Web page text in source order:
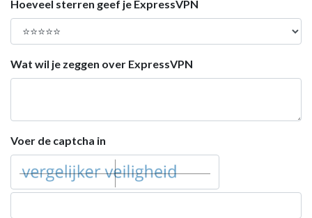
Hoeveel sterren geef je ExpressVPN
Wat wil je zeggen over ExpressVPN
Voer de captcha in